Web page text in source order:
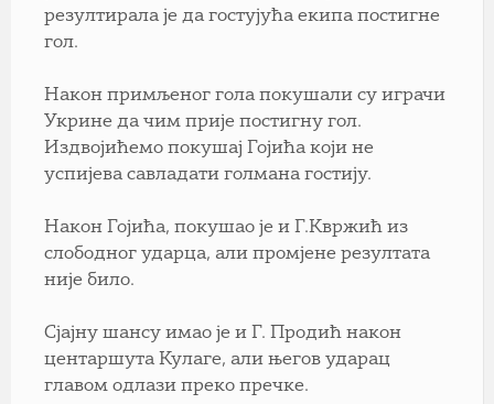
резултирала је да гостујућа екипа постигне
гол.
Након примљеног гола покушали су играчи
Укрине да чим прије постигну гол.
Издвојићемо покушај Гојића који не
успијева савладати голмана гостију.
Након Гојића, покушао је и Г.Квржић из
слободног ударца, али промјене резултата
није било.
Сјајну шансу имао је и Г. Продић након
центаршута Кулаге, али његов ударац
главом одлази преко пречке.